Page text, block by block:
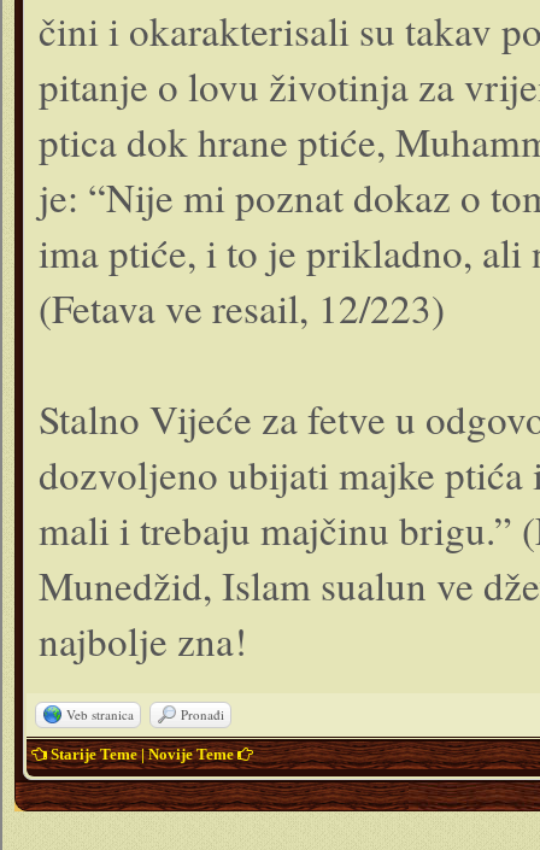
čini i okarakterisali su takav
pitanje o lovu životinja za
ptica dok hrane ptiće,
je: “Nije mi poznat dokaz o
ima ptiće, i to je prikladno, ali
(Fetava ve resail, 12/223)
Stalno Vijeće za fetve u
dozvoljeno ubijati majke
mali i trebaju majčinu brigu.”
Munedžid, Islam sualun ve
najbolje zna!
Veb stranica Pronađi
Starije Teme|Novije Teme